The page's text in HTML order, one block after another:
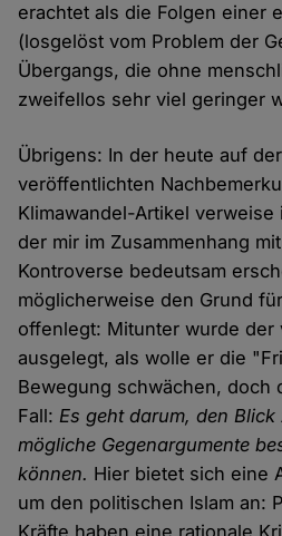
erachtet als die Folgen einer
(losgelöst vom Problem der
Übergangs, die ohne
zweifellos sehr viel geringer
Übrigens: In der heute auf
veröffentlichten
Klimawandel-Artikel
der mir im Zusammenhang
Kontroverse bedeutsam
möglicherweise den Grund
offenlegt: Mitunter wurde der
ausgelegt, als wolle er die
Bewegung schwächen, doch
Fall:Es geht darum, den
mögliche Gegenargumente
können. Hier bietet sich eine
um den politischen Islam an: